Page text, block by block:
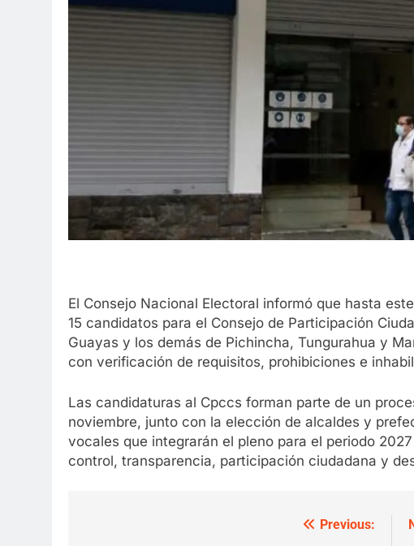
El Consejo Nacional Electoral informó que hasta
15 candidatos para el Consejo de Participación
Guayas y los demás de Pichincha, Tungurahua y
con verificación de requisitos, prohibiciones e
Las candidaturas al Cpccs forman parte de un
noviembre, junto con la elección de alcaldes y
vocales que integrarán el pleno para el periodo
control, transparencia, participación ciudadana y
Previous: